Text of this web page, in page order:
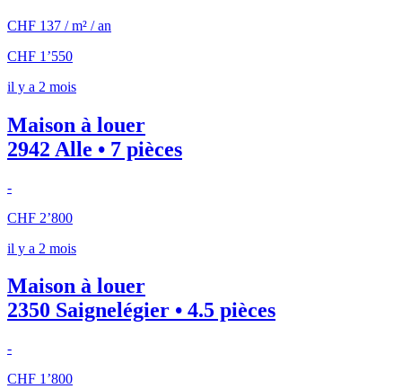
CHF 137 / m² / an
CHF 1’550
il y a 2 mois
Maison à louer
2942 Alle • 7 pièces
-
CHF 2’800
il y a 2 mois
Maison à louer
2350 Saignelégier • 4.5 pièces
-
CHF 1’800